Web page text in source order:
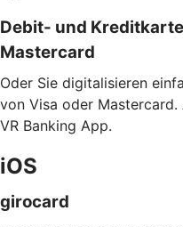
Debit- und
Mastercard
Oder Sie digitalisieren
von Visa oder
VR Banking App.
iOS
girocard